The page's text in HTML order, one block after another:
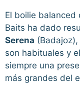
El boilie balanced
Baits ha dado
Serena
son habituales y
siempre una
más grandes del